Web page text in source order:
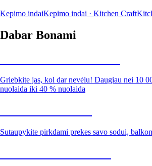
Kepimo indaiKepimo indai · Kitchen Craft
Dabar Bonami
Griebkite jas, kol dar nevėlu! Daugiau nei 10
nuolaida iki 40 % nuolaida
Sutaupykite pirkdami prekes savo sodui,